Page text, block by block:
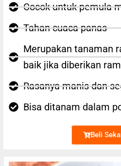
Cocok untuk pemula
Tahan cuaca panas
Merupakan tanaman
baik jika diberikan
Rasanya manis dan
Bisa ditanam dalam
Beli